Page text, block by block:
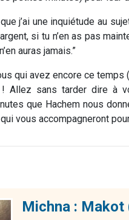
j’ai une inquiétude au
si tu n’en as pas
auras jamais.”
qui avez encore ce temps
! Allez sans tarder dire à
que Hachem nous
vous accompagneront
Michna : Makot